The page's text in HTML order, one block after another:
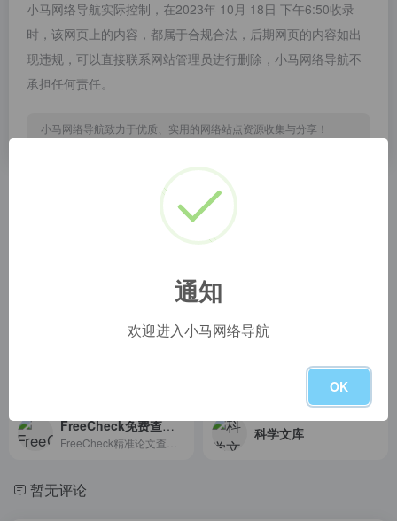
小马网络导航实际控制，在2023年 10月 18日 下午6:50收录
时，该网页上的内容，都属于合规合法，后期网页的内容如出
现违规，可以直接联系网站管理员进行删除，小马网络导航不
承担任何责任。
小马网络导航致力于优质、实用的网络站点资源收集与分享！
FreeCheck免费查重官网 科学文库
暂无评论
通知
欢迎进入小马网络导航
OK